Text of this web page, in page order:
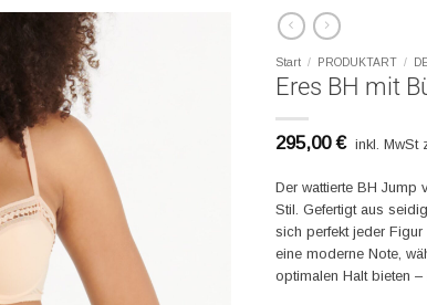
Start / PRODUKTART /
Eres BH mit
295,00€ inkl. MwSt
Der wattierte BH Jump
Stil. Gefertigt aus
sich perfekt jeder
eine moderne Note,
optimalen Halt bieten –